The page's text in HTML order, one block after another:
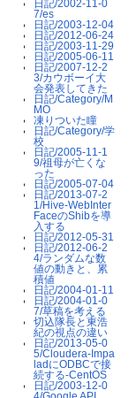
日記/2002-11-0
7/es
日記/2003-12-04
日記/2012-06-24
日記/2003-11-29
日記/2005-06-11
日記/2007-12-2
3/カウボーイ大
会発表してきた
日記/Category/M
MO
凍りついた瞳
日記/Category/学
校
日記/2005-11-1
9/祖母が亡くな
った
日記/2005-07-04
日記/2013-07-2
1/Hive-WebInter
FaceのShibを導
入する
日記/2012-05-31
日記/2012-06-2
4/ランダムな数
値の動きと、累
積値
日記/2004-01-11
日記/2004-01-0
7/草稿を考える
切込隊長と東浩
紀の視点の違い
日記/2013-05-0
5/Cloudera-Impa
ladにODBCで接
続する-CentOS
日記/2003-12-0